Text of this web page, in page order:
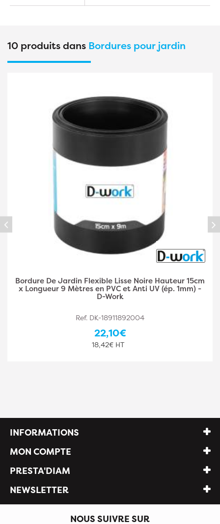
10 produits dans Bordures pour jardin
Bordure De Jardin Flexible Lisse Noire Hauteur
20cm x Longueur 9 Mètres en PVC et Anti UV (ép.
1mm) - D-Work
Ref. DK-18911892005
24,10€
20,08€ HT
INFORMATIONS
MON COMPTE
PRESTA'DIAM
NEWSLETTER
NOUS SUIVRE SUR